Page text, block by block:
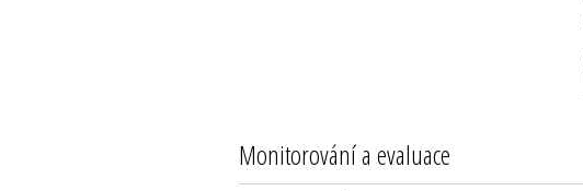
Monitorování a evaluace